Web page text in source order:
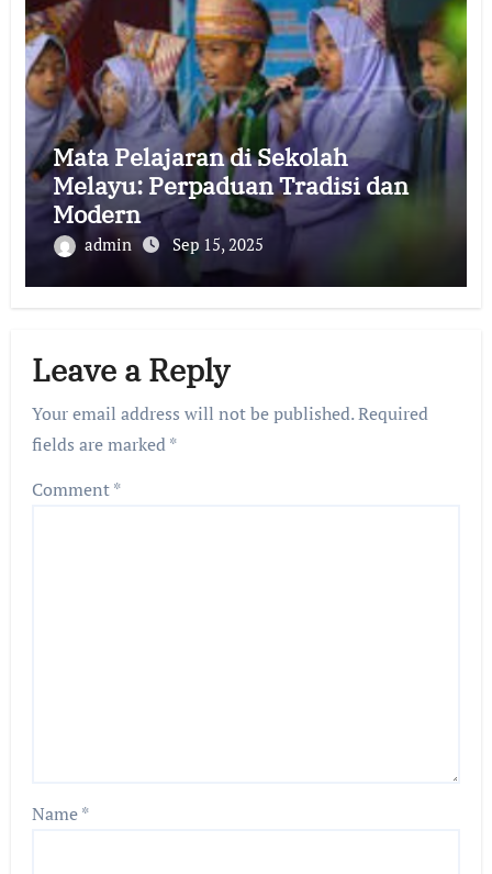
Mata Pelajaran di Sekolah
Melayu: Perpaduan Tradisi dan
Modern
admin Sep 15, 2025
Leave a Reply
Your email address will not be published.Required
fields are marked*
Comment*
Name*